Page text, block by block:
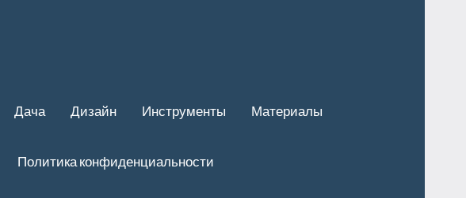
Дача Дизайн Инструменты Материалы
Политика конфиденциальности